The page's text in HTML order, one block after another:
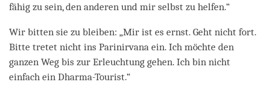
fähig zu sein, den anderen und mir selbst zu helfen.“
Wir bitten sie zu bleiben: „Mir ist es ernst. Geht nicht fort.
Bitte tretet nicht ins Parinirvana ein. Ich möchte den
ganzen Weg bis zur Erleuchtung gehen. Ich bin nicht
einfach ein Dharma-Tourist.“